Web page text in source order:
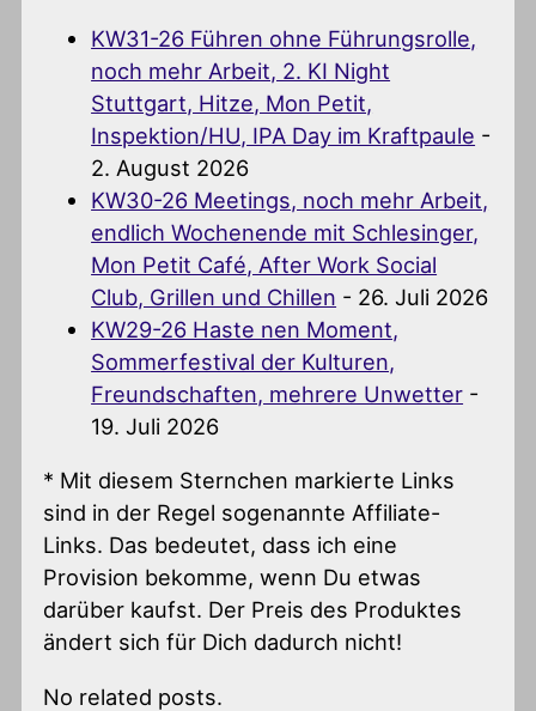
KW31-26 Führen ohne Führungsrolle,
noch mehr Arbeit, 2. KI Night
Stuttgart, Hitze, Mon Petit,
Inspektion/HU, IPA Day im Kraftpaule -
2. August 2026
KW30-26 Meetings, noch mehr Arbeit,
endlich Wochenende mit Schlesinger,
Mon Petit Café, After Work Social
Club, Grillen und Chillen - 26. Juli 2026
KW29-26 Haste nen Moment,
Sommerfestival der Kulturen,
Freundschaften, mehrere Unwetter -
19. Juli 2026
* Mit diesem Sternchen markierte Links
sind in der Regel sogenannte Affiliate-
Links. Das bedeutet, dass ich eine
Provision bekomme, wenn Du etwas
darüber kaufst. Der Preis des Produktes
ändert sich für Dich dadurch nicht!
No related posts.